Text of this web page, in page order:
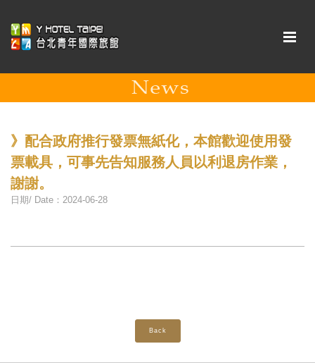
》配合政府推行發票無紙化，本館歡迎使用發
票載具，可事先告知服務人員以利退房作業，
謝謝。
日期/ Date：2024-06-28
Back